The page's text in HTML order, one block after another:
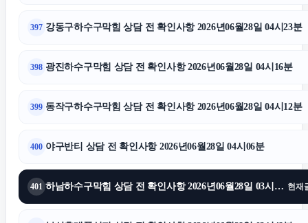
397 강동구하수구막힘 상담 전 확인사항 2026년06월28일 04시23분
398 광진하수구막힘 상담 전 확인사항 2026년06월28일 04시16분
399 동작구하수구막힘 상담 전 확인사항 2026년06월28일 04시12분
400 야구반티 상담 전 확인사항 2026년06월28일 04시06분
401 하남하수구막힘 상담 전 확인사항 2026년06월28일 03시55분 현재